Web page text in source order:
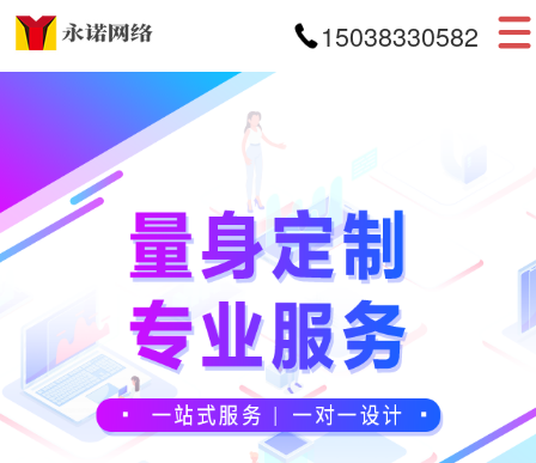
15038330582
首页
APP开发
小程序开发
案例展示
新闻资讯
关于我们